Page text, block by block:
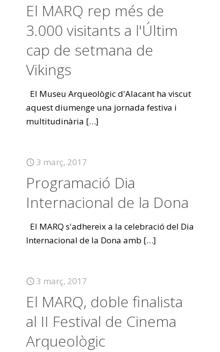
El MARQ rep més de
3.000 visitants a l'Últim
cap de setmana de
Vikings
El Museu Arqueològic d'Alacant ha viscut
aquest diumenge una jornada festiva i
multitudinària […]
3 març, 2017
Programació Dia
Internacional de la Dona
El MARQ s'adhereix a la celebració del Dia
Internacional de la Dona amb […]
3 març, 2017
El MARQ, doble finalista
al II Festival de Cinema
Arqueològic